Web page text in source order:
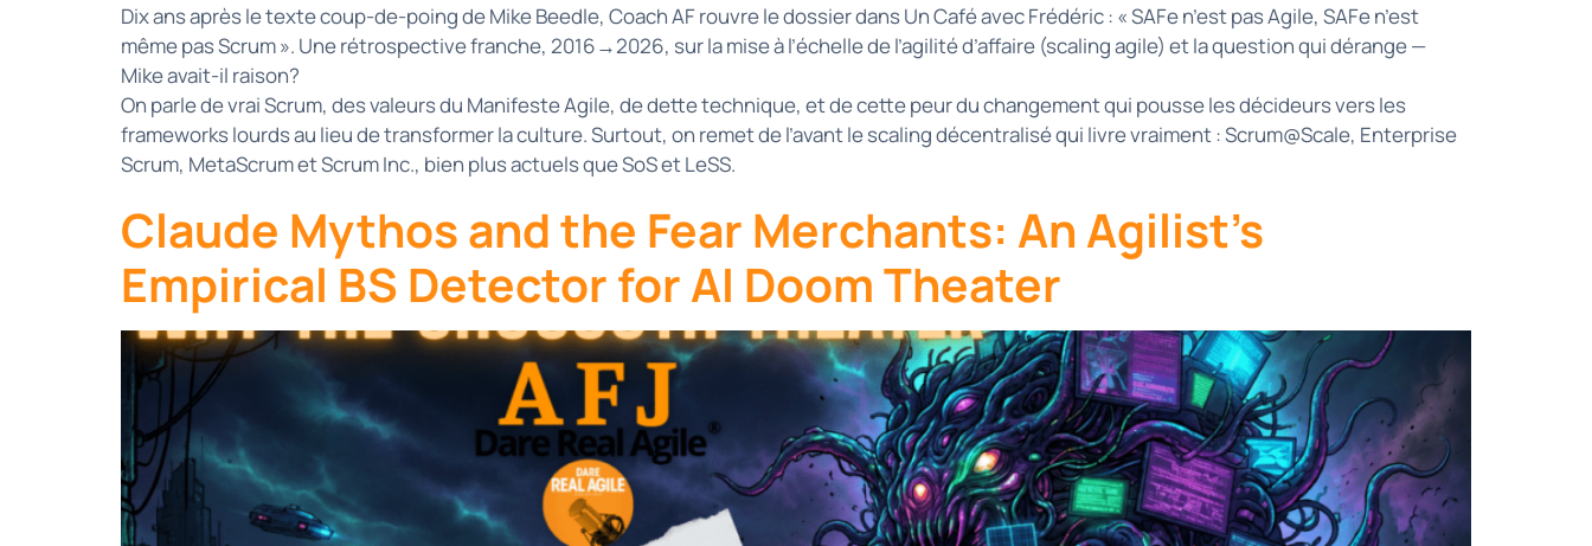
Dix ans après le texte coup-de-poing de Mike Beedle, Coach AF rouvre le dossier dans Un Café avec Frédéric : « SAFe n’est pas Agile, SAFe n’est
même pas Scrum ». Une rétrospective franche, 2016→2026, sur la mise à l’échelle de l’agilité d’affaire (scaling agile) et la question qui dérange —
Mike avait-il raison?
On parle de vrai Scrum, des valeurs du Manifeste Agile, de dette technique, et de cette peur du changement qui pousse les décideurs vers les
frameworks lourds au lieu de transformer la culture. Surtout, on remet de l’avant le scaling décentralisé qui livre vraiment : Scrum@Scale, Enterprise
Scrum, MetaScrum et Scrum Inc., bien plus actuels que SoS et LeSS.
Claude Mythos and the Fear Merchants: An Agilist’s
Empirical BS Detector for AI Doom Theater